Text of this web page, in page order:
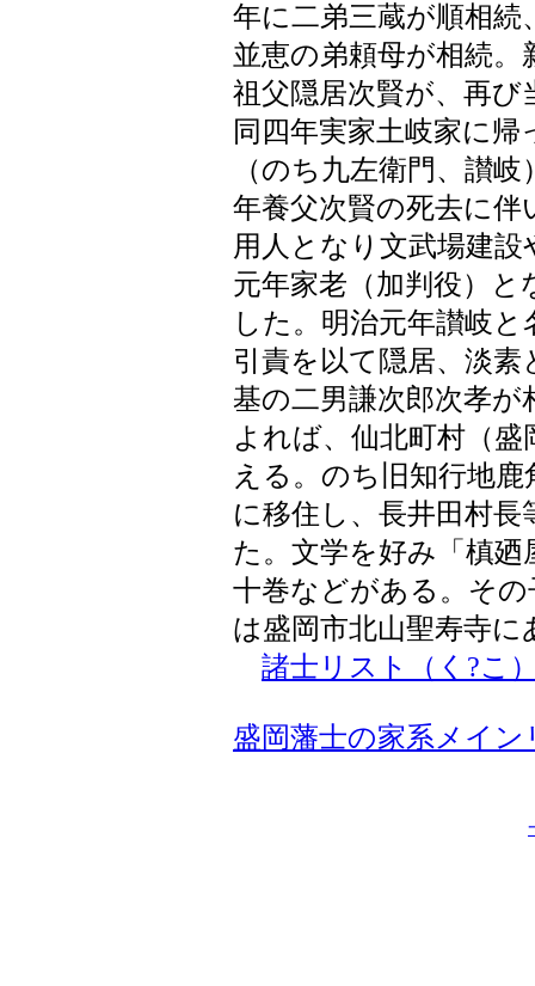
年に二弟三蔵が順相続
並恵の弟頼母が相続
祖父隠居次賢が、再
同四年実家土岐家に
（のち九左衛門、讃
年養父次賢の死去に
用人となり文武場建
元年家老（加判役）と
した。明治元年讃岐
引責を以て隠居、淡
基の二男謙次郎次孝が
よれば、仙北町村（
える。のち旧知行地
に移住し、長井田村
た。文学を好み「槙廼
十巻などがある。そ
は盛岡市北山聖寿寺に
諸士リスト（く?こ
盛岡藩士の家系メイン